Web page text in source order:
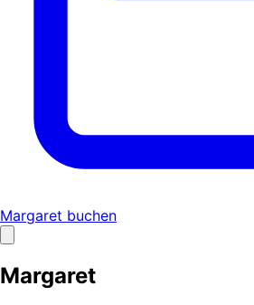
Margaret buchen
Margaret